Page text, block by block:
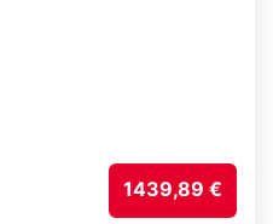
1439,89 €